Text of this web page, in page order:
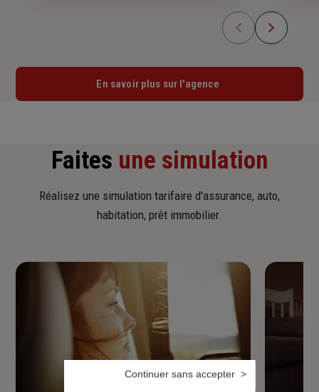
En savoir plus sur l'agence
Faites une simulation
Réalisez une simulation tarifaire d'assurance, auto,
habitation, prêt immobilier.
Continuer sans accepter